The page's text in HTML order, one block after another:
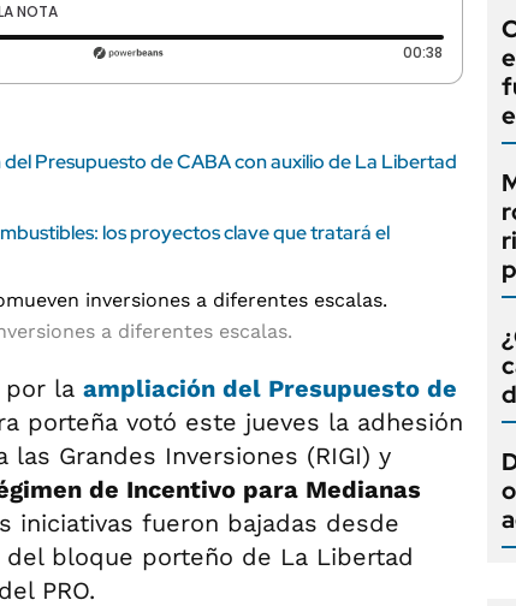
NOTA
0 segundos 00:38Duración:
Presupuesto de CABA con auxilio de La Libertad
los proyectos clave que tratará el
a diferentes escalas.
por la ampliación del Presupuesto de
porteña votó este jueves la adhesión
las Grandes Inversiones (RIGI) y
de Incentivo para Medianas
iniciativas fueron bajadas desde
del bloque porteño de La Libertad
PRO.